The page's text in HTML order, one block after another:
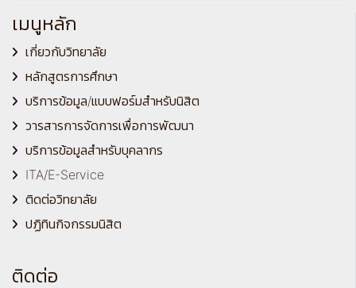
เมนูหลัก
เกี่ยวกับวิทยาลัย
หลักสูตรการศึกษา
บริการข้อมูล/แบบฟอร์มสำหรับนิสิต
วารสารการจัดการเพื่อการพัฒนา
บริการข้อมูลสำหรับบุคลากร
ITA/E-Service
ติดต่อวิทยาลัย
ปฏิทินกิจกรรมนิสิต
ติดต่อ